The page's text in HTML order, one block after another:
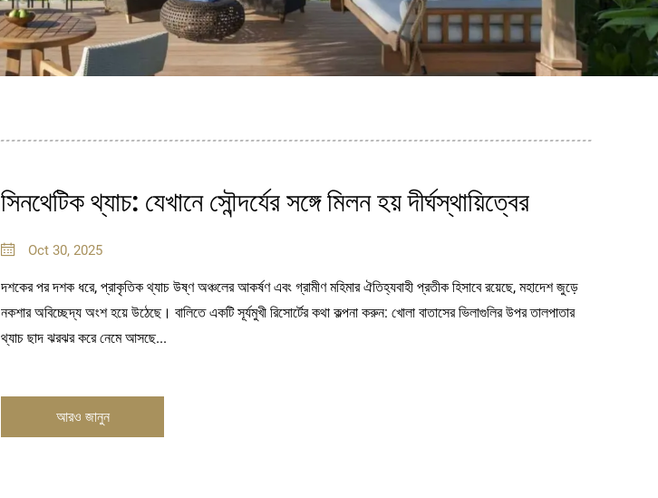
সিনথেটিক থ্যাচ: যেখানে সৌন্দর্যের সঙ্গে মিলন হয় দীর্ঘস্থায়িত্বের
Oct 30, 2025
দশকের পর দশক ধরে, প্রাকৃতিক থ্যাচ উষ্ণ অঞ্চলের আকর্ষণ এবং গ্রামীণ মহিমার ঐতিহ্যবাহী প্রতীক হিসাবে রয়েছে, মহাদেশ জুড়ে
নকশার অবিচ্ছেদ্য অংশ হয়ে উঠেছে। বালিতে একটি সূর্যমুখী রিসোর্টের কথা কল্পনা করুন: খোলা বাতাসের ভিলাগুলির উপর তালপাতার
থ্যাচ ছাদ ঝরঝর করে নেমে আসছে...
আরও জানুন